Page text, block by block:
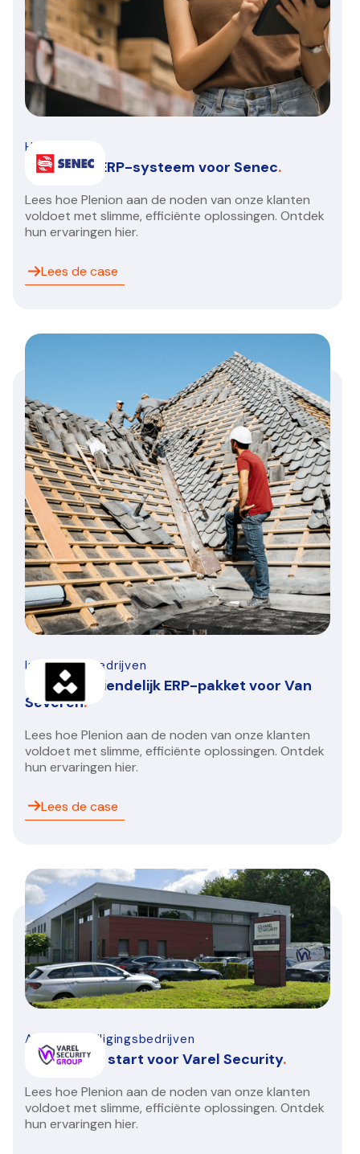
HVAC/R
Een nieuw ERP-systeem voor Senec.
Lees hoe Plenion aan de noden van onze klanten
voldoet met slimme, efficiënte oplossingen. Ontdek
hun ervaringen hier.
Lees de case
Infra-bouwbedrijven
Gebruiksvriendelijk ERP-pakket voor Van
Severen.
Lees hoe Plenion aan de noden van onze klanten
voldoet met slimme, efficiënte oplossingen. Ontdek
hun ervaringen hier.
Lees de case
Alarm-beveiligingsbedrijven
Een nieuwe start voor Varel Security.
Lees hoe Plenion aan de noden van onze klanten
voldoet met slimme, efficiënte oplossingen. Ontdek
hun ervaringen hier.